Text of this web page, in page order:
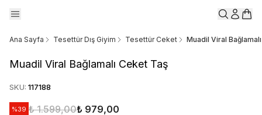
Ana Sayfa Tesettür Dış Giyim Tesettür Ceket Muadil Viral
Muadil Viral Bağlamalı Ceket Taş
SKU: 117188
%39 ₺ 1.599,00₺ 979,00